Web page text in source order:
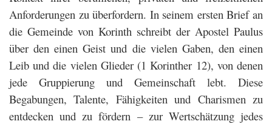
Anforderungen zu überfordern. In seinem ersten Brief an
die Gemeinde von Korinth schreibt der Apostel Paulus
über den einen Geist und die vielen Gaben, den einen
Leib und die vielen Glieder (1 Korinther 12), von denen
jede Gruppierung und Gemeinschaft lebt. Diese
Begabungen, Talente, Fähigkeiten und Charismen zu
entdecken und zu fördern – zur Wertschätzung jedes